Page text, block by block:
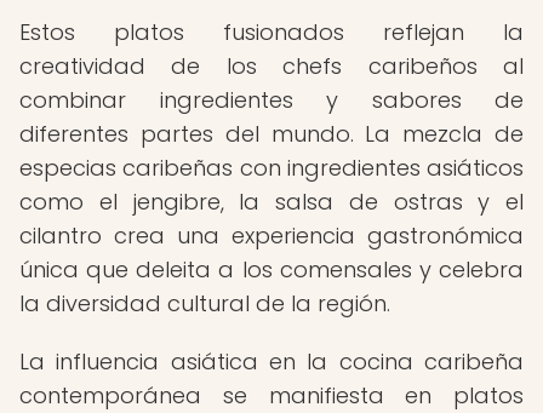
Estos platos fusionados reflejan la
creatividad de los chefs caribeños al
combinar ingredientes y sabores de
diferentes partes del mundo. La mezcla de
especias caribeñas con ingredientes asiáticos
como el jengibre, la salsa de ostras y el
cilantro crea una experiencia gastronómica
única que deleita a los comensales y celebra
la diversidad cultural de la región.
La influencia asiática en la cocina caribeña
contemporánea se manifiesta en platos